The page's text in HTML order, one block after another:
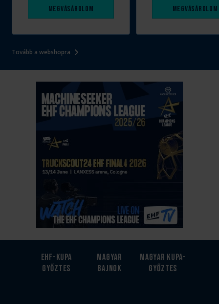
Tovább a webshopra
Megvásárolom Megvásárolom
EHF-Kupa
győztes
Magyar
bajnok
Magyar kupa-
győztes